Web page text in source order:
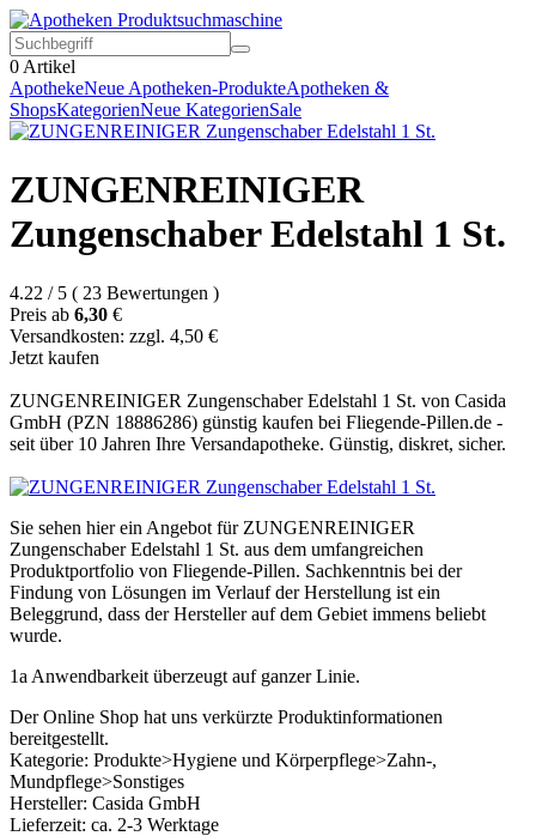
0 Artikel
ApothekeNeue Apotheken-ProdukteApotheken &
ShopsKategorienNeue KategorienSale
ZUNGENREINIGER
Zungenschaber Edelstahl 1 St.
4.22 / 5 ( 23 Bewertungen )
Preis ab 6,30 €
Versandkosten: zzgl. 4,50 €
Jetzt kaufen
ZUNGENREINIGER Zungenschaber Edelstahl 1 St. von Casida
GmbH (PZN 18886286) günstig kaufen bei Fliegende-Pillen.de -
seit über 10 Jahren Ihre Versandapotheke. Günstig, diskret, sicher.
Sie sehen hier ein Angebot für ZUNGENREINIGER
Zungenschaber Edelstahl 1 St. aus dem umfangreichen
Produktportfolio von Fliegende-Pillen. Sachkenntnis bei der
Findung von Lösungen im Verlauf der Herstellung ist ein
Beleggrund, dass der Hersteller auf dem Gebiet immens beliebt
wurde.
1a Anwendbarkeit überzeugt auf ganzer Linie.
Der Online Shop hat uns verkürzte Produktinformationen
bereitgestellt.
Kategorie: Produkte>Hygiene und Körperpflege>Zahn-,
Mundpflege>Sonstiges
Hersteller: Casida GmbH
Lieferzeit: ca. 2-3 Werktage